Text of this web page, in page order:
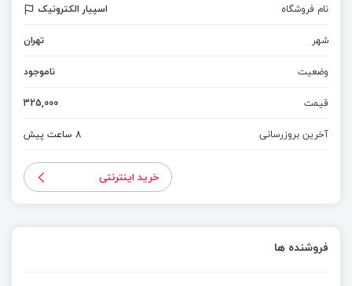
نام فروشگاه
اسپیار الکترونیک
شهر
تهران
وضعیت
ناموجود
قیمت
325,000
آخرین بروزرسانی
8 ساعت پیش
خرید اینترنتی
فروشنده ها